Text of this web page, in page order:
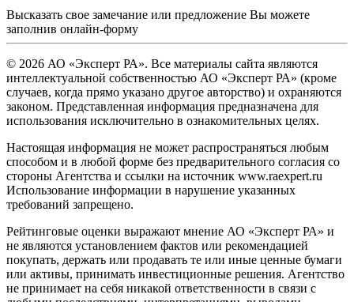
Высказать свое замечание или предложение Вы можете
заполнив онлайн-форму
© 2026 АО «Эксперт РА». Все материалы сайта являются
интеллектуальной собственностью АО «Эксперт РА» (кроме
случаев, когда прямо указано другое авторство) и охраняются
законом. Представленная информация предназначена для
использования исключительно в ознакомительных целях.
Настоящая информация не может распространяться любым
способом и в любой форме без предварительного согласия со
стороны Агентства и ссылки на источник www.raexpert.ru
Использование информации в нарушение указанных
требований запрещено.
Рейтинговые оценки выражают мнение АО «Эксперт РА» и
не являются установлением фактов или рекомендацией
покупать, держать или продавать те или иные ценные бумаги
или активы, принимать инвестиционные решения. Агентство
не принимает на себя никакой ответственности в связи с